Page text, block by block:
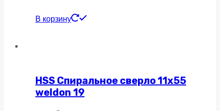
В корзину
HSS Спиральное сверло 11х55
weldon 19